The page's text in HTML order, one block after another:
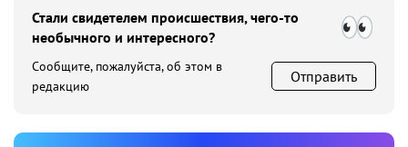
Стали свидетелем происшествия, чего-то
необычного и интересного?
Сообщите, пожалуйста, об этом в
редакцию
Отправить